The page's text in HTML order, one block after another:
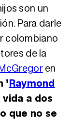
son un
Para darle
colombiano
de la
en
'Raymond
a dos
que no se